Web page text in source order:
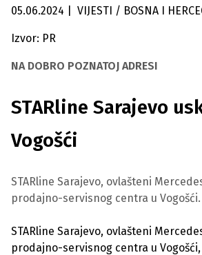
05.06.2024 VIJESTI / BOSNA I
Izvor: PR
NA DOBRO POZNATOJ ADRESI
STARline Sarajevo
Vogošći
STARline Sarajevo, ovlašteni
prodajno-servisnog centra u Vogošći.
STARline Sarajevo, ovlašteni
prodajno-servisnog centra u